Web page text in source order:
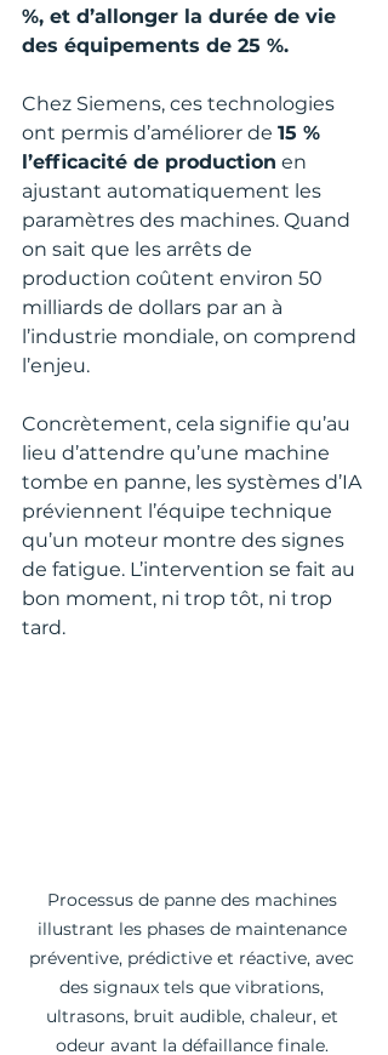
%, et d’allonger la durée de vie
des équipements de 25 %.
Chez Siemens, ces technologies
ont permis d’améliorer de 15 %
l’efficacité de production en
ajustant automatiquement les
paramètres des machines. Quand
on sait que les arrêts de
production coûtent environ 50
milliards de dollars par an à
l’industrie mondiale, on comprend
l’enjeu.
Concrètement, cela signifie qu’au
lieu d’attendre qu’une machine
tombe en panne, les systèmes d’IA
préviennent l’équipe technique
qu’un moteur montre des signes
de fatigue. L’intervention se fait au
bon moment, ni trop tôt, ni trop
tard.
Processus de panne des machines
illustrant les phases de maintenance
préventive, prédictive et réactive, avec
des signaux tels que vibrations,
ultrasons, bruit audible, chaleur, et
odeur avant la défaillance finale.